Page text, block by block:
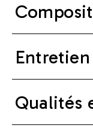
Entretien
Qualités